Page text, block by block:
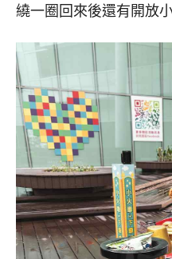
繞一圈回來後還有開放